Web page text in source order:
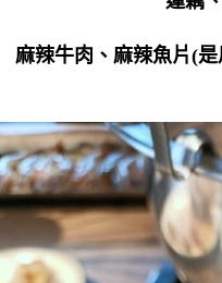
麻辣牛肉、麻辣魚片(